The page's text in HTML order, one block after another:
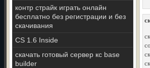
контр страйк играть онлайн
бесплатно без регистрации и без
скачивания
CS 1.6 Inside
скачать готовый сервер кс base
builder